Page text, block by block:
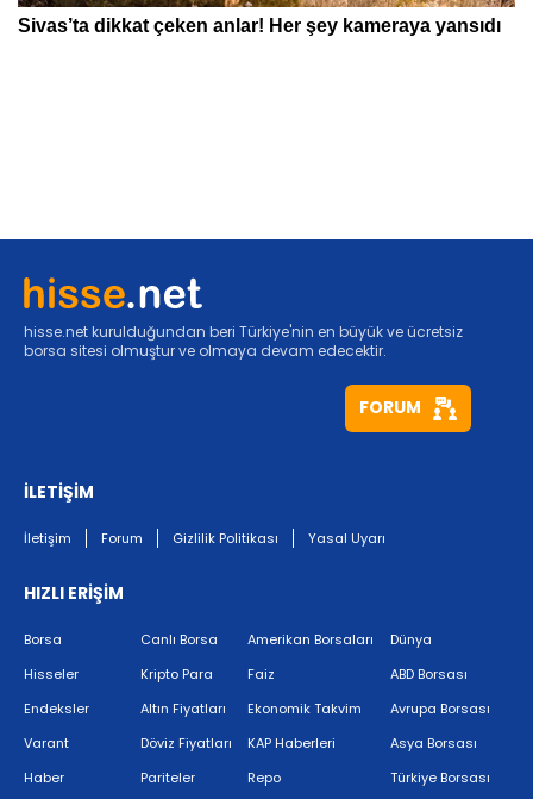
hisse.net kurulduğundan beri Türkiye'nin en büyük ve ücretsiz
borsa sitesi olmuştur ve olmaya devam edecektir.
FORUM
İLETİŞİM
İletişim Forum Gizlilik Politikası Yasal Uyarı
HIZLI ERİŞİM
Borsa
Hisseler
Endeksler
Varant
Haber
Canlı Borsa
Kripto Para
Altın Fiyatları
Döviz Fiyatları
Pariteler
Amerikan Borsaları
Faiz
Ekonomik Takvim
KAP Haberleri
Repo
Dünya
ABD Borsası
Avrupa Borsası
Asya Borsası
Türkiye Borsası